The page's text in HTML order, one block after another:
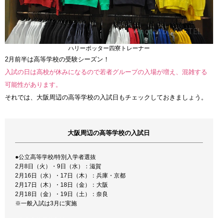
ハリーポッター四寮トレーナー
2月前半は高等学校の受験シーズン！
入試の日は高校が休みになるので若者グループの入場が増え、混雑する
可能性があります。
それでは、大阪周辺の高等学校の入試日もチェックしておきましょう。
大阪周辺の高等学校の入試日
●公立高等学校/特別入学者選抜
2月8日（火）・9日（水）：滋賀
2月16日（水）・17日（木）：兵庫・京都
2月17日（木）・18日（金）：大阪
2月18日（金）・19日（土）：奈良
※一般入試は3月に実施